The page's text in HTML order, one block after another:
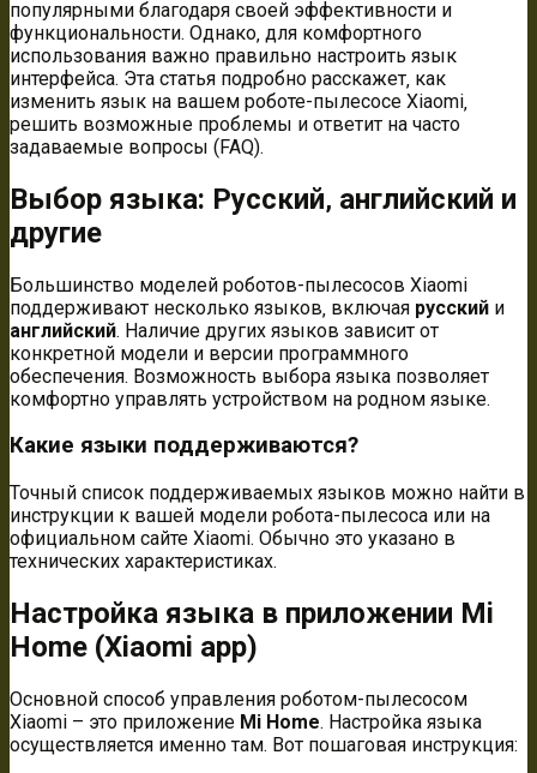
популярными благодаря своей эффективности и
функциональности. Однако‚ для комфортного
использования важно правильно настроить язык
интерфейса. Эта статья подробно расскажет‚ как
изменить язык на вашем роботе-пылесосе Xiaomi‚
решить возможные проблемы и ответит на часто
задаваемые вопросы (FAQ).
Выбор языка: Русский‚ английский и
другие
Большинство моделей роботов-пылесосов Xiaomi
поддерживают несколько языков‚ включая русский и
английский. Наличие других языков зависит от
конкретной модели и версии программного
обеспечения. Возможность выбора языка позволяет
комфортно управлять устройством на родном языке.
Какие языки поддерживаются?
Точный список поддерживаемых языков можно найти в
инструкции к вашей модели робота-пылесоса или на
официальном сайте Xiaomi. Обычно это указано в
технических характеристиках.
Настройка языка в приложении Mi
Home (Xiaomi app)
Основной способ управления роботом-пылесосом
Xiaomi – это приложение Mi Home. Настройка языка
осуществляется именно там. Вот пошаговая инструкция: